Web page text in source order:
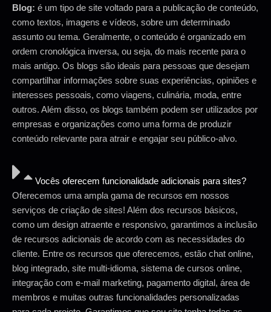
Blog: é um tipo de site voltado para a publicação de conteúdo,
como textos, imagens e vídeos, sobre um determinado
assunto ou tema. Geralmente, o conteúdo é organizado em
ordem cronológica inversa, ou seja, do mais recente para o
mais antigo. Os blogs são ideais para pessoas que desejam
compartilhar informações sobre suas experiências, opiniões e
interesses pessoais, como viagens, culinária, moda, entre
outros. Além disso, os blogs também podem ser utilizados por
empresas e organizações como uma forma de produzir
conteúdo relevante para atrair e engajar seu público-alvo.
Vocês oferecem funcionalidade adicionais para sites?
Oferecemos uma ampla gama de recursos em nossos
serviços de criação de sites! Além dos recursos básicos,
como um design atraente e responsivo, garantimos a inclusão
de recursos adicionais de acordo com as necessidades do
cliente. Entre os recursos que oferecemos, estão chat online,
blog integrado, site multi-idioma, sistema de cursos online,
integração com e-mail marketing, pagamento digital, área de
membros e muitas outras funcionalidades personalizadas